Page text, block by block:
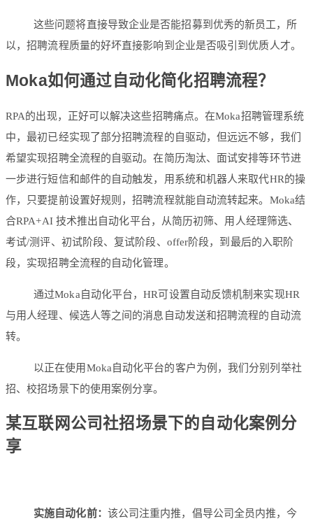
这些问题将直接导致企业是否能招募到优秀的新员工，所
以，招聘流程质量的好坏直接影响到企业是否吸引到优质人才。
Moka如何通过自动化简化招聘流程？
RPA的出现，正好可以解决这些招聘痛点。在Moka招聘管理系统
中，最初已经实现了部分招聘流程的自驱动，但远远不够，我们
希望实现招聘全流程的自驱动。在简历淘汰、面试安排等环节进
一步进行短信和邮件的自动触发，用系统和机器人来取代HR的操
作，只要提前设置好规则，招聘流程就能自动流转起来。Moka结
合RPA+AI 技术推出自动化平台，从简历初筛、用人经理筛选、
考试/测评、初试阶段、复试阶段、offer阶段，到最后的入职阶
段，实现招聘全流程的自动化管理。
通过Moka自动化平台，HR可设置自动反馈机制来实现HR
与用人经理、候选人等之间的消息自动发送和招聘流程的自动流
转。
以正在使用Moka自动化平台的客户为例，我们分别列举社
招、校招场景下的使用案例分享。
某互联网公司社招场景下的自动化案例分
享
实施自动化前： 该公司注重内推，倡导公司全员内推，今